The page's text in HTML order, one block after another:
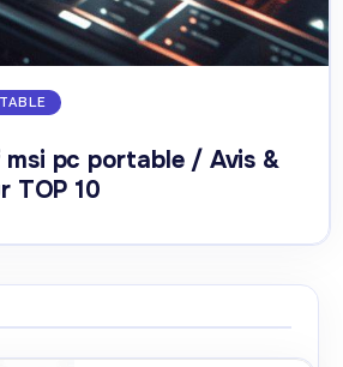
pc portable / Avis &
TOP 10